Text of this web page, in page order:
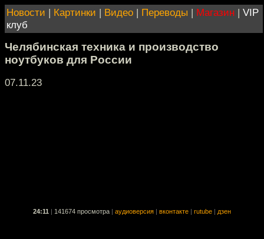
Новости | Картинки | Видео | Переводы | Магазин | VIP
клуб
Челябинская техника и производство
ноутбуков для России
07.11.23
24:11 141674 просмотра аудиоверсия вконтакте rutube дзен